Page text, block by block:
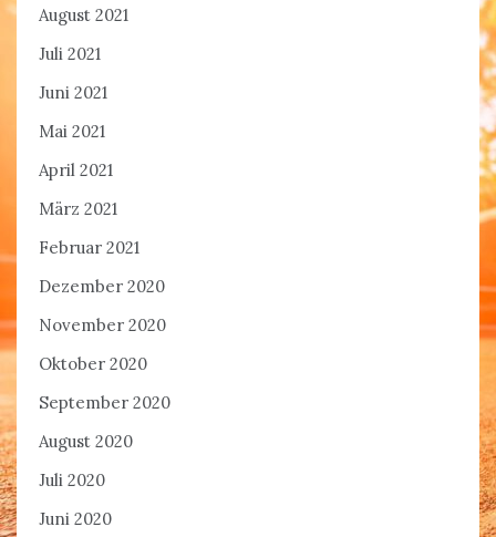
August 2021
Juli 2021
Juni 2021
Mai 2021
April 2021
März 2021
Februar 2021
Dezember 2020
November 2020
Oktober 2020
September 2020
August 2020
Juli 2020
Juni 2020